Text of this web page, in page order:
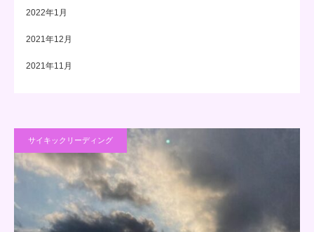
2022年1月
2021年12月
2021年11月
サイキックリーディング